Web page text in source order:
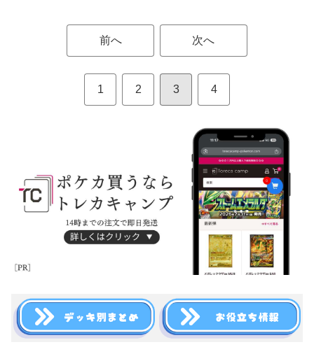
前へ 次へ
1 2 3 4